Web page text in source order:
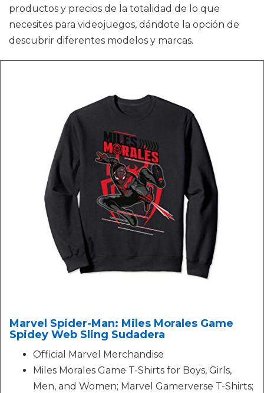
productos y precios de la totalidad de lo que
necesites para videojuegos, dándote la opción de
descubrir diferentes modelos y marcas.
Marvel Spider-Man: Miles Morales Game
Spidey Web Sling Sudadera
Official Marvel Merchandise
Miles Morales Game T-Shirts for Boys, Girls,
Men, and Women; Marvel Gamerverse T-Shirts;